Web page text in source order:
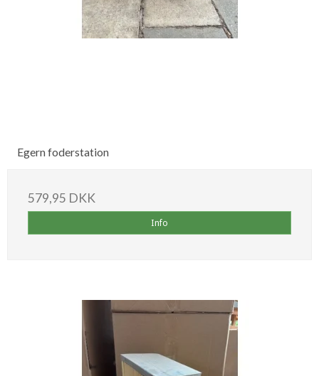
Egern foderstation
579,95 DKK
Info